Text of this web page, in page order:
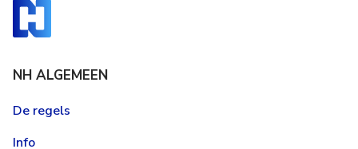
NH ALGEMEEN
De regels
Info